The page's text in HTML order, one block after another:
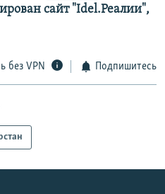
сайт "Idel.Реалии",
без VPN Подпишитесь